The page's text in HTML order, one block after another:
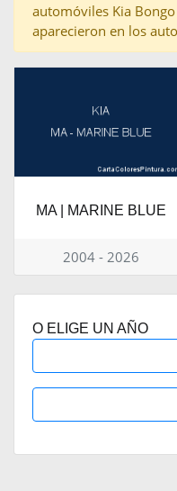
automóviles Kia
aparecieron en los
MA | MARINE BLUE
2004 - 2026
O ELIGE UN AÑO